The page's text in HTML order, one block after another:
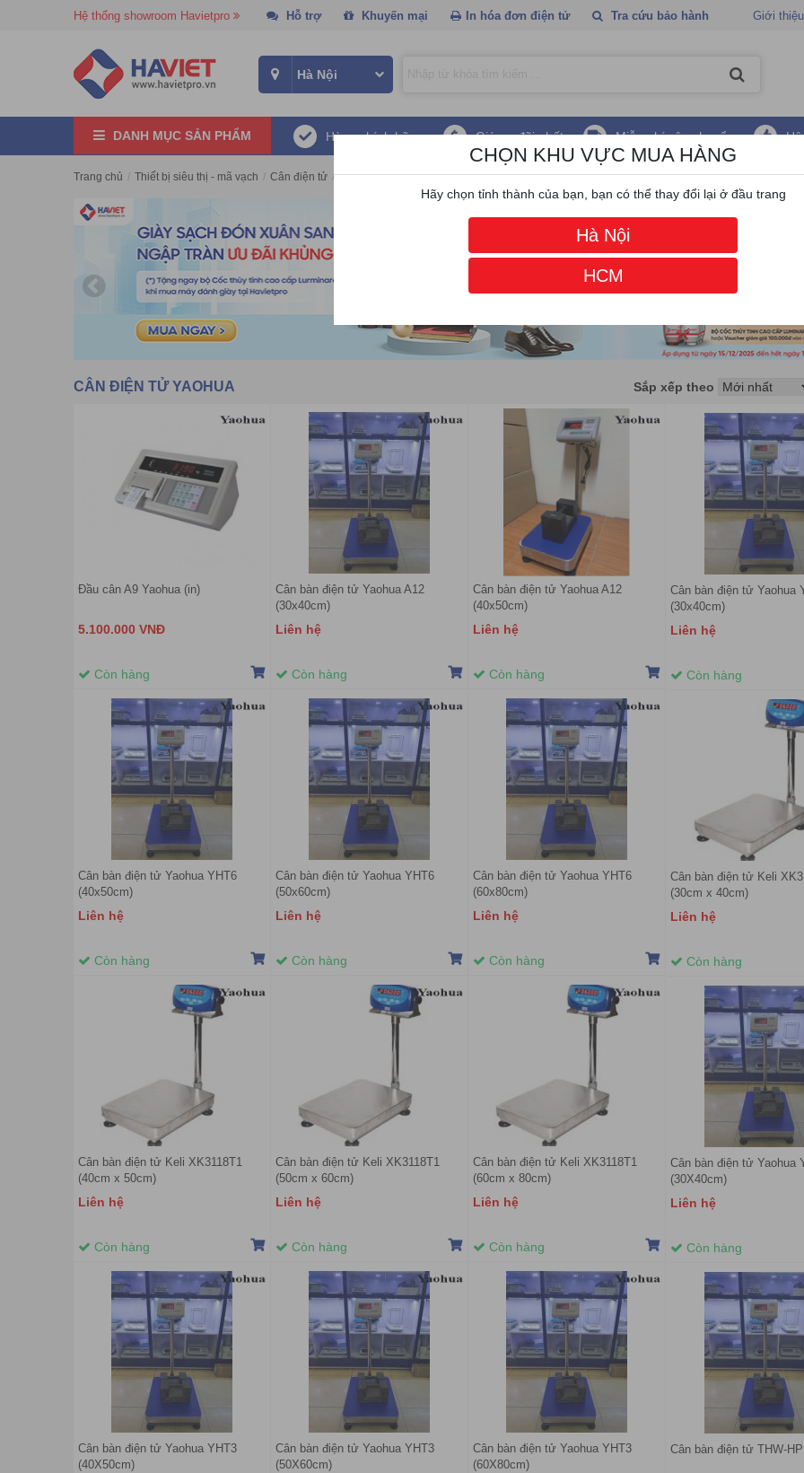
Hệ thống showroom Havietpro Hỗ trợ Khuyến mại In hóa đơn điện tử Tra cứu bảo hành Giới thiệu
DANH MỤC SẢN PHẨM Hàng chính hãng Giá ưu đãi nhất Miễn phí vận chuyển
Trang chủ / Thiết bị siêu thị - mã vạch / Cân điện tử / Cân điện tử Yaohua
CÂN ĐIỆN TỬ YAOHUA Sắp xếp theo
Đầu cân A9 Yaohua (in)
5.100.000 VNĐ
Còn hàng
Cân bàn điện tử Yaohua A12
(30x40cm)
Liên hệ
Còn hàng
Cân bàn điện tử Yaohua A12
(40x50cm)
Liên hệ
Còn hàng
Cân bàn điện tử Yaohua
(30x40cm)
Liên hệ
Còn hàng
Cân bàn điện tử Yaohua YHT6
(40x50cm)
Liên hệ
Còn hàng
Cân bàn điện tử Yaohua YHT6
(50x60cm)
Liên hệ
Còn hàng
Cân bàn điện tử Yaohua YHT6
(60x80cm)
Liên hệ
Còn hàng
Cân bàn điện tử Keli
(30cm x 40cm)
Liên hệ
Còn hàng
Cân bàn điện tử Keli XK3118T1
(40cm x 50cm)
Liên hệ
Còn hàng
Cân bàn điện tử Keli XK3118T1
(50cm x 60cm)
Liên hệ
Còn hàng
Cân bàn điện tử Keli XK3118T1
(60cm x 80cm)
Liên hệ
Còn hàng
Cân bàn điện tử Yaohua
(30X40cm)
Liên hệ
Còn hàng
Cân bàn điện tử Yaohua YHT3
(40X50cm)
Cân bàn điện tử Yaohua YHT3
(50X60cm)
Cân bàn điện tử Yaohua YHT3
(60X80cm)
Cân bàn điện tử THW-
CHỌN KHU VỰC MUA HÀNG
Hãy chọn tỉnh thành của bạn, bạn có thể thay đổi lại ở đầu trang
Hà Nội
HCM